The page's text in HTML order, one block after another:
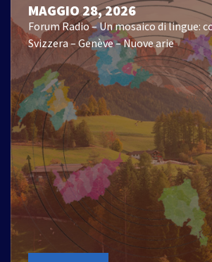
MAGGIO 28, 2026
Forum Radio – Un mosaico di lingue:
Svizzera – Genève – Nuove arie